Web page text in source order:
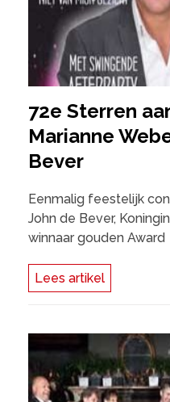
72e Sterren
Marianne
Bever
Eenmalig feestelijk
John de Bever,
winnaar gouden Award
Lees artikel